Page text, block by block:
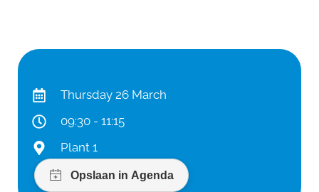
Thursday 26 March
09:30 - 11:15
Plant 1